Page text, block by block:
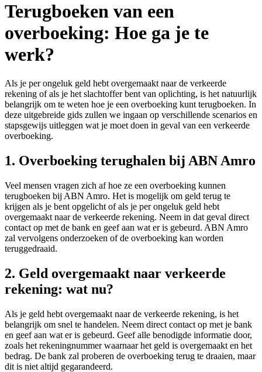
Terugboeken van een
overboeking: Hoe ga je te
werk?
Als je per ongeluk geld hebt overgemaakt naar de verkeerde
rekening of als je het slachtoffer bent van oplichting, is het natuurlijk
belangrijk om te weten hoe je een overboeking kunt terugboeken. In
deze uitgebreide gids zullen we ingaan op verschillende scenarios en
stapsgewijs uitleggen wat je moet doen in geval van een verkeerde
overboeking.
1. Overboeking terughalen bij ABN Amro
Veel mensen vragen zich af hoe ze een overboeking kunnen
terugboeken bij ABN Amro. Het is mogelijk om geld terug te
krijgen als je bent opgelicht of als je per ongeluk geld hebt
overgemaakt naar de verkeerde rekening. Neem in dat geval direct
contact op met de bank en geef aan wat er is gebeurd. ABN Amro
zal vervolgens onderzoeken of de overboeking kan worden
teruggedraaid.
2. Geld overgemaakt naar verkeerde
rekening: wat nu?
Als je geld hebt overgemaakt naar de verkeerde rekening, is het
belangrijk om snel te handelen. Neem direct contact op met je bank
en geef aan wat er is gebeurd. Geef alle benodigde informatie door,
zoals het rekeningnummer waarnaar het geld is overgemaakt en het
bedrag. De bank zal proberen de overboeking terug te draaien, maar
dit is niet altijd gegarandeerd.